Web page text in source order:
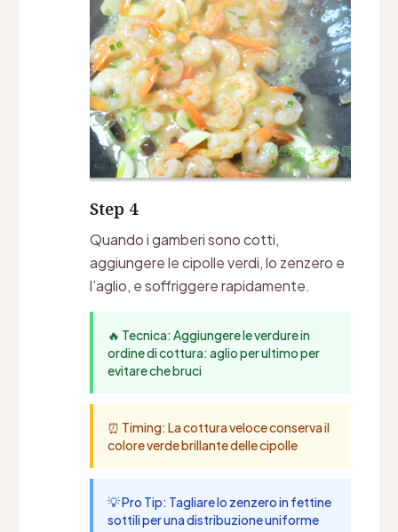
Step 4
Quando i gamberi sono cotti,
aggiungere le cipolle verdi, lo zenzero e
l’aglio, e soffriggere rapidamente.
🔥 Tecnica: Aggiungere le verdure in
ordine di cottura: aglio per ultimo per
evitare che bruci
⏰ Timing: La cottura veloce conserva il
colore verde brillante delle cipolle
💡 Pro Tip: Tagliare lo zenzero in fettine
sottili per una distribuzione uniforme